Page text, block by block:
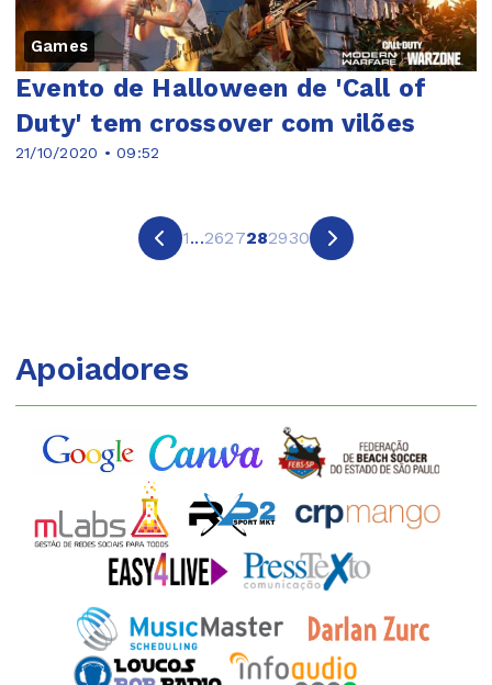
Games
21/10/2020 • 09:52
Evento de Halloween de 'Call of
Duty' tem crossover com vilões
1...2627282930
Apoiadores